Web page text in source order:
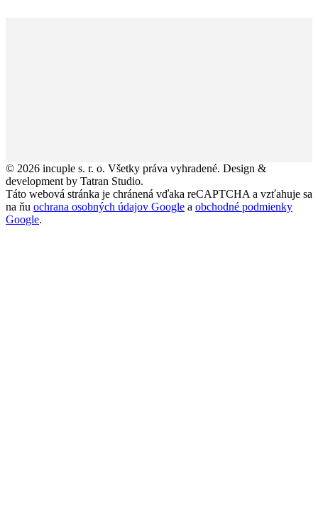
© 2026 incuple s. r. o. Všetky práva vyhradené. Design &
development by Tatran Studio.
Táto webová stránka je chránená vďaka reCAPTCHA a vzťahuje sa
na ňu ochrana osobných údajov Google a obchodné podmienky
Google.